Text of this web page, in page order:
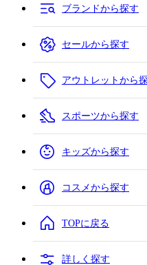
ブランドから探す
セールから探す
アウトレットから
スポーツから探す
キッズから探す
コスメから探す
TOPに戻る
詳しく探す